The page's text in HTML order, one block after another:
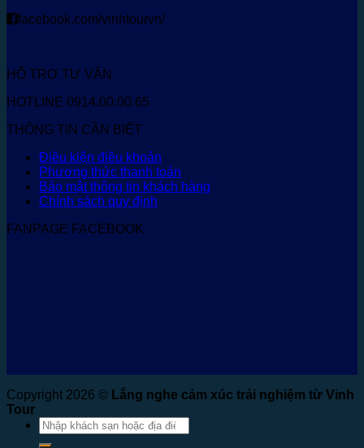
facebook.com/vinhtourvn/
HỖ TRỢ TƯ VẤN
HOTLINE 0914.00.00.65
THÔNG TIN CẦN BIẾT
Điều kiện điều khoản
Phương thức thanh toán
Bảo mật thông tin khách hàng
Chính sách quy định
FANPAGE FACEBOOK
Copyright 2026 © Lắng nghe cảm xúc trải nghiệm từ Vinh
Tour
Tìm
kiếm: